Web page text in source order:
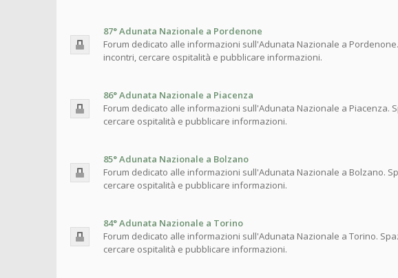
87° Adunata Nazionale a Pordenone
Forum dedicato alle informazioni sull'Adunata Nazionale a
incontri, cercare ospitalità e pubblicare informazioni.
86° Adunata Nazionale a Piacenza
Forum dedicato alle informazioni sull'Adunata Nazionale a Piacenza.
cercare ospitalità e pubblicare informazioni.
85° Adunata Nazionale a Bolzano
Forum dedicato alle informazioni sull'Adunata Nazionale a Bolzano.
cercare ospitalità e pubblicare informazioni.
84° Adunata Nazionale a Torino
Forum dedicato alle informazioni sull'Adunata Nazionale a Torino.
cercare ospitalità e pubblicare informazioni.